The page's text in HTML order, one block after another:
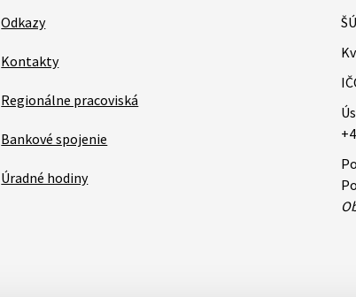
Odkazy
Kontakty
Regionálne pracoviská
Bankové spojenie
Úradné hodiny